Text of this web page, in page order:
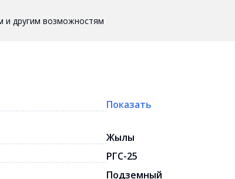
и другим возможностям
Показать
Жылы
РГС-25
Подземный